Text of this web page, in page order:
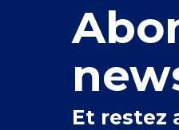
Et restez